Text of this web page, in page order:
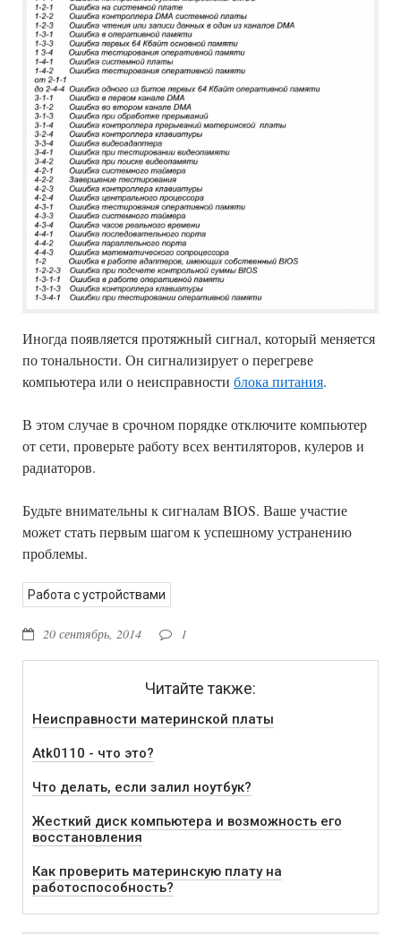
Иногда появляется протяжный сигнал, который меняется
по тональности. Он сигнализирует о перегреве
компьютера или о неисправности блока питания.
В этом случае в срочном порядке отключите компьютер
от сети, проверьте работу всех вентиляторов, кулеров и
радиаторов.
Будьте внимательны к сигналам BIOS. Ваше участие
может стать первым шагом к успешному устранению
проблемы.
Работа с устройствами
20 сентябрь, 2014 1
Читайте также:
Неисправности материнской платы
Atk0110 - что это?
Что делать, если залил ноутбук?
Жесткий диск компьютера и возможность его
восстановления
Как проверить материнскую плату на
работоспособность?